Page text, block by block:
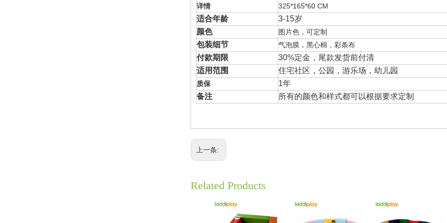
详情 325*165*60 CM
适合年龄
3-15岁
颜色
图片色，可定制
包装细节 气泡膜，黑心棉，彩条布
付款期限
30%定金，尾款发货前付清
适用范围
住宅社区，公园，游乐场，幼儿园
质保
1年
备注
所有的颜色和样式都可以根据要求定制
上一条:
Related Products